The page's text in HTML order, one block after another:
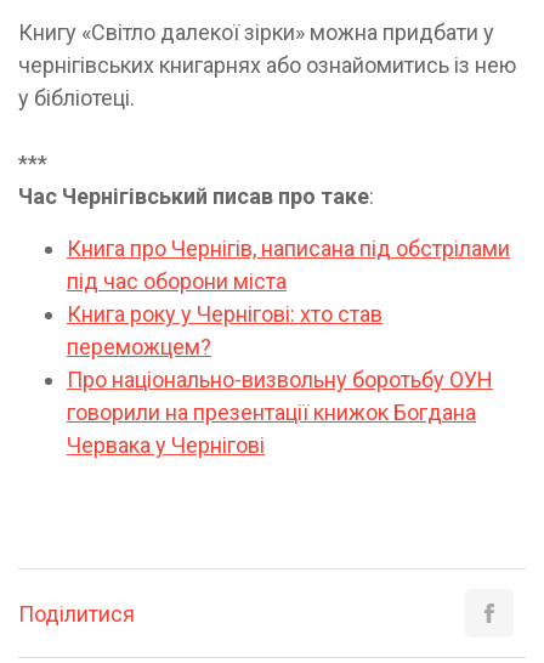
Книгу «Світло далекої зірки» можна придбати у
чернігівських книгарнях або ознайомитись із нею
у бібліотеці.
***
Час Чернігівський писав про таке:
Книга про Чернігів, написана під обстрілами
під час оборони міста
Книга року у Чернігові: хто став
переможцем?
Про національно-визвольну боротьбу ОУН
говорили на презентації книжок Богдана
Червака у Чернігові
Поділитися